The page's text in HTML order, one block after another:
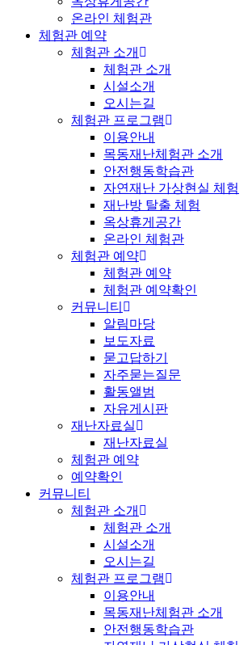
온라인 체험관
체험관 예약
체험관 소개
체험관 소개
시설소개
오시는길
체험관 프로그램
이용안내
목동재난체험관 소개
안전행동학습관
자연재난 가상현실 체험
재난방 탈출 체험
옥상휴게공간
온라인 체험관
체험관 예약
체험관 예약
체험관 예약확인
커뮤니티
알림마당
보도자료
묻고답하기
자주묻는질문
활동앨범
자유게시판
재난자료실
재난자료실
체험관 예약
예약확인
커뮤니티
체험관 소개
체험관 소개
시설소개
오시는길
체험관 프로그램
이용안내
목동재난체험관 소개
안전행동학습관